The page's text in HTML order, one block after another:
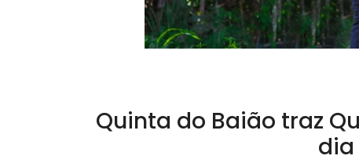
Quinta do Baião traz
dia